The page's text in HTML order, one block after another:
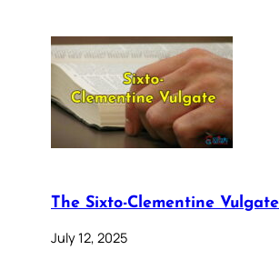
The Sixto-Clementine Vulgate
July 12, 2025